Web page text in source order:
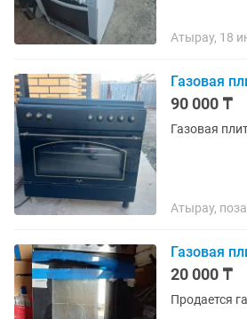
Атырау, 18
Газовая
90 000 ₸
Газовая
Атырау,
Газовая
20 000 ₸
Продается